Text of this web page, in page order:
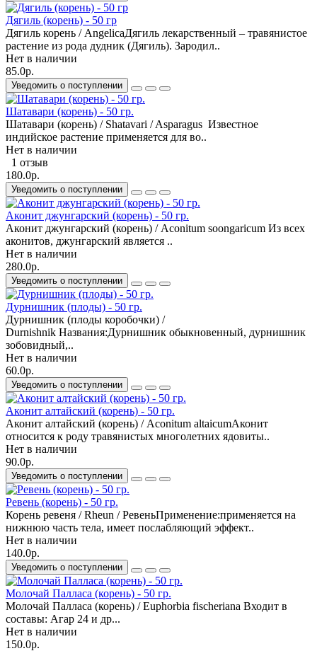
Дягиль (корень) - 50 гр
Дягиль корень / AngelicaДягиль лекарственный – травянистое
растение из рода дудник (Дягиль). Зародил..
Нет в наличии
85.0р.
Уведомить о поступлении
Шатавари (корень) - 50 гр.
Шатавари (корень) / Shatavari / Asparagus Известное
индийское растение применяется для во..
Нет в наличии
1 отзыв
180.0р.
Уведомить о поступлении
Аконит джунгарский (корень) - 50 гр.
Аконит джунгарский (корень) / Aconitum soongaricum Из всех
аконитов, джунгарский является ..
Нет в наличии
280.0р.
Уведомить о поступлении
Дурнишник (плоды) - 50 гр.
Дурнишник (плоды коробочки) /
Durnishnik Названия:Дурнишник обыкновенный, дурнишник
зобовидный,..
Нет в наличии
60.0р.
Уведомить о поступлении
Аконит алтайский (корень) - 50 гр.
Аконит алтайский (корень) / Aconitum altaicumАконит
относится к роду травянистых многолетних ядовиты..
Нет в наличии
90.0р.
Уведомить о поступлении
Ревень (корень) - 50 гр.
Корень ревеня / Rheun / РевеньПрименение:применяется на
нижнюю часть тела, имеет послабляющий эффект..
Нет в наличии
140.0р.
Уведомить о поступлении
Молочай Палласа (корень) - 50 гр.
Молочай Палласа (корень) / Euphorbia fischeriana Входит в
составы: Агар 24 и др...
Нет в наличии
150.0р.